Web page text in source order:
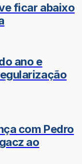
ficar abaixo
ano e
com Pedro
ao